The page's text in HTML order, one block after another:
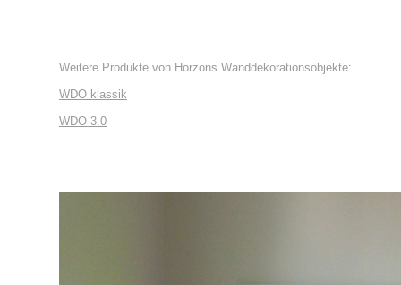
Weitere Produkte von Horzons Wanddekorationsobjekte:
WDO klassik
WDO 3.0